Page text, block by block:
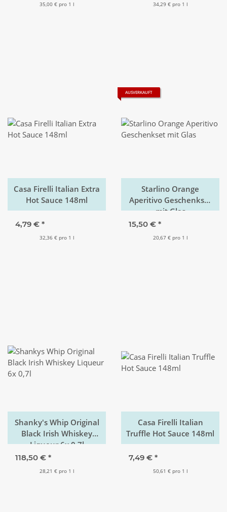
35,00 € pro 1 l 34,29 € pro 1 l
Casa Firelli Italian Extra
Hot Sauce 148ml
4,79 € *
32,36 € pro 1 l
AUSVERKAUFT
Starlino Orange
Aperitivo Geschenkset
mit Glas
15,50 € *
20,67 € pro 1 l
Shanky's Whip Original
Black Irish Whiskey
Liqueur 6x 0,7l
118,50 € *
28,21 € pro 1 l
Casa Firelli Italian
Truffle Hot Sauce 148ml
7,49 € *
50,61 € pro 1 l